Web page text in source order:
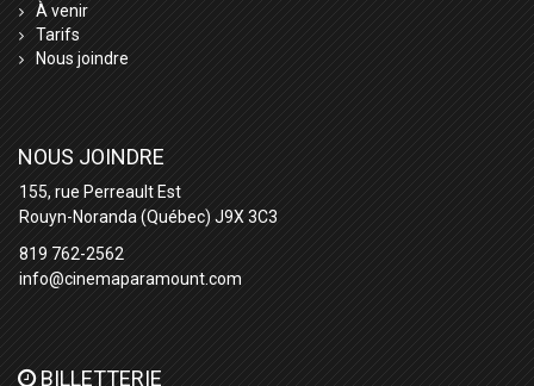
À venir
Tarifs
Nous joindre
NOUS JOINDRE
155, rue Perreault Est
Rouyn-Noranda (Québec) J9X 3C3
819 762-2562
info@cinemaparamount.com
BILLETTERIE